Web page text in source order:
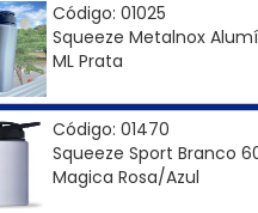
Código: 01025
Squeeze Metalnox
ML Prata
Código: 01470
Squeeze Sport Branco
Magica Rosa/Azul